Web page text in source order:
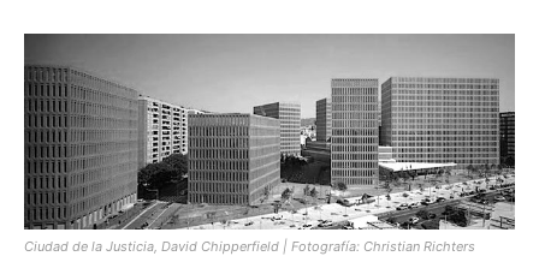
Ciudad de la Justicia, David Chipperfield | Fotografía: Christian Richters